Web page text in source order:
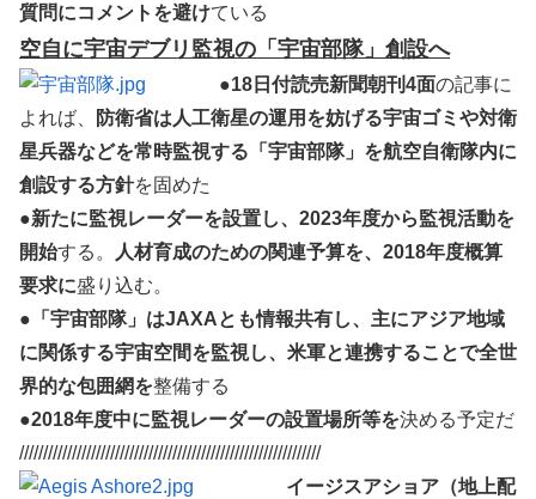
質問にコメントを避けている
空自に宇宙デブリ監視の「宇宙部隊」創設へ
●18日付読売新聞朝刊4面の記事に
よれば、
防衛省は人工衛星の運用を妨げる宇宙ゴミや対衛
星兵器などを常時監視する「宇宙部隊」を航空自衛隊内に
創設する方針を固めた
●新たに監視レーダーを設置し、2023年度から監視活動を
開始する。
人材育成のための関連予算を、2018年度概算
要求に盛り込む。
●「宇宙部隊」はJAXAとも情報共有し、主にアジア地域
に関係する宇宙空間を監視し、米軍と連携することで全世
界的な包囲網を整備する
●2018年度中に監視レーダーの設置場所等を決める予定だ
///////////////////////////////////////////////////////////////
イージスアショア（地上配